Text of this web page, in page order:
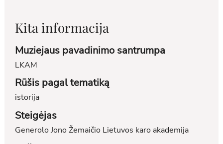
Kita informacija
Muziejaus pavadinimo santrumpa
LKAM
Rūšis pagal tematiką
istorija
Steigėjas
Generolo Jono Žemaičio Lietuvos karo akademija